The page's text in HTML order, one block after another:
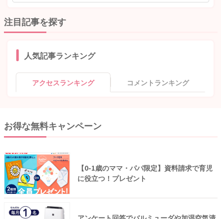
注目記事を探す
人気記事ランキング
アクセスランキング コメントランキング
お得な無料キャンペーン
【0-1歳のママ・パパ限定】資料請求で育児
に役立つ！プレゼント